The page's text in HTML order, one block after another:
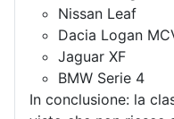
Nissan Leaf
Dacia Logan
Jaguar XF
BMW Serie 4
In conclusione: la